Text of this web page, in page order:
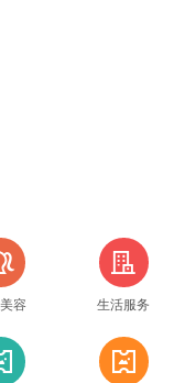
容
住
生活服务
票